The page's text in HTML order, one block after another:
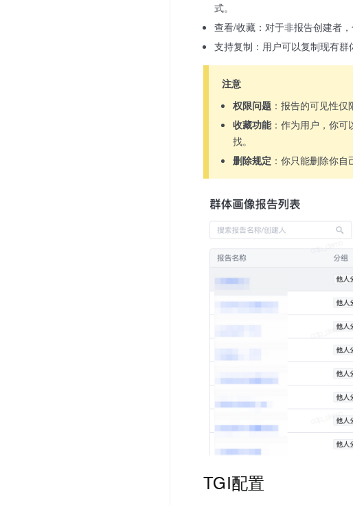
式。
查看/收藏：对于非报告创建者
支持复制：用户可以复制现有群
注意
权限问题 ：报告的可见性
收藏功能：作为用户，你可
找。
删除规定 ：你只能删除你
TGI配置